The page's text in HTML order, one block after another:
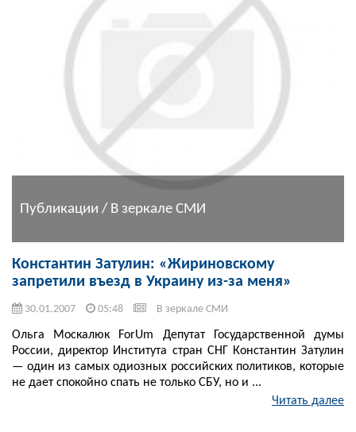
Публикации / В зеркале СМИ
Константин Затулин: «Жириновскому
запретили въезд в Украину из-за меня»
30.01.2007 05:48 В зеркале СМИ
Ольга Москалюк ForUm Депутат Государственной думы
России, директор Института стран СНГ Константин Затулин
— один из самых одиозных российских политиков, которые
не дает спокойно спать не только СБУ, но и ...
Читать далее